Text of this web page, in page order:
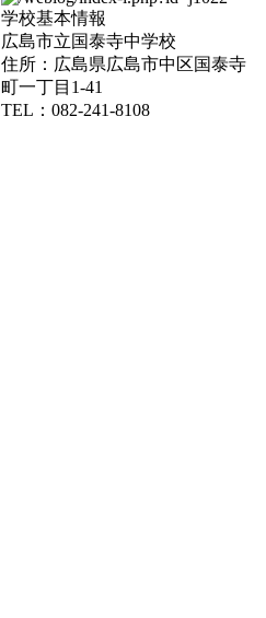
学校基本情報
広島市立国泰寺中学校
住所：広島県広島市中区国泰寺
町一丁目1-41
TEL：082-241-8108